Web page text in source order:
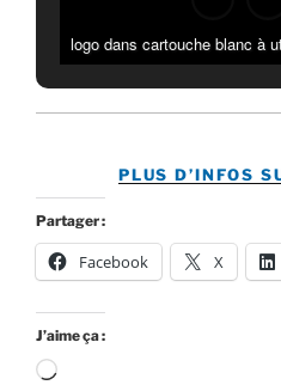
logo dans cartouche blanc à
PLUS D’INFOS
Partager :
Facebook X
J’aime ça :
Chargement…